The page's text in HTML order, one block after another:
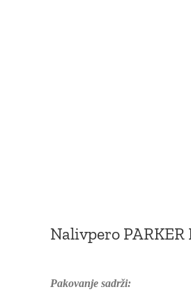
Nalivpero
Pakovanje sadrži: